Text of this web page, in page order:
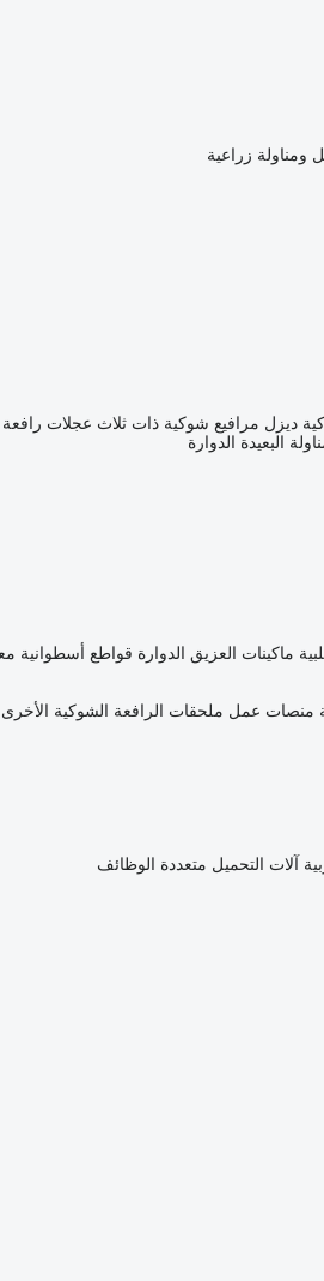
ومناولة زراعية
ديزل مرافيع شوكية ذات ثلاث عجلات
البعيدة الدوارة
ماكينات العزيق الدوارة قواطع أسطوانية
منصات عمل ملحقات الرافعة الشوكية الأخرى
آلات التحميل متعددة الوظائف